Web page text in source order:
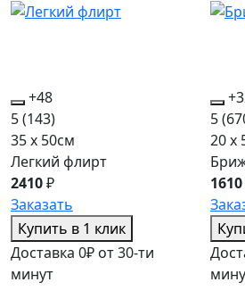
+48
5(143)
35 x 50см
Легкий флирт
2410₽
Заказать
Купить в 1 клик
Доставка 0₽ от 30-ти
минут
5
20 x
1610